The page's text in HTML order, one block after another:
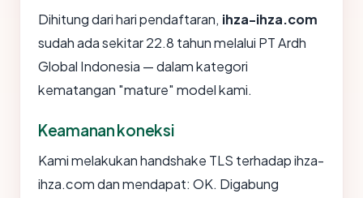
Dihitung dari hari pendaftaran, ihza-ihza.com
sudah ada sekitar 22.8 tahun melalui PT Ardh
Global Indonesia — dalam kategori
kematangan "mature" model kami.
Keamanan koneksi
Kami melakukan handshake TLS terhadap ihza-
ihza.com dan mendapat: OK. Digabung